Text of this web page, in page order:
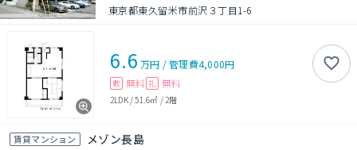
東京都東久留米市前沢３丁目1-6
6.6 万円 /管理費4,000円
敷 無料 礼 無料
2LDK/51.6㎡ / 2階
賃貸マンション メゾン長島